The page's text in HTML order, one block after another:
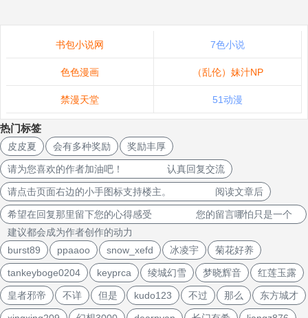
书包小说网 7色小说
色色漫画 （乱伦）妹汁NP
禁漫天堂 51动漫
热门标签
皮皮夏 会有多种奖励 奖励丰厚
请为您喜欢的作者加油吧！ 认真回复交流
请点击页面右边的小手图标支持楼主。 阅读文章后
希望在回复那里留下您的心得感受 您的留言哪怕只是一个
建议都会成为作者创作的动力
burst89
ppaaoo snow_xefd 冰凌宇 菊花好养
tankeyboge0204 keyprca 绫城幻雪 梦晓辉音 红莲玉露
皇者邪帝 不详 但是 kudo123 不过 那么 东方城才